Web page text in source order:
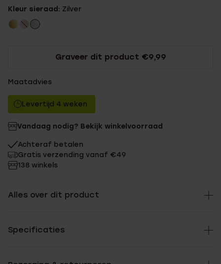
Kleur sieraad: Zilver
Graveer dit product €9,99
Maatadvies
Levertijd 4 weken
Vandaag nodig? Bekijk winkelvoorraad
Achteraf betalen
Gratis verzending vanaf €49
138 winkels
Alles over dit product
Specificaties